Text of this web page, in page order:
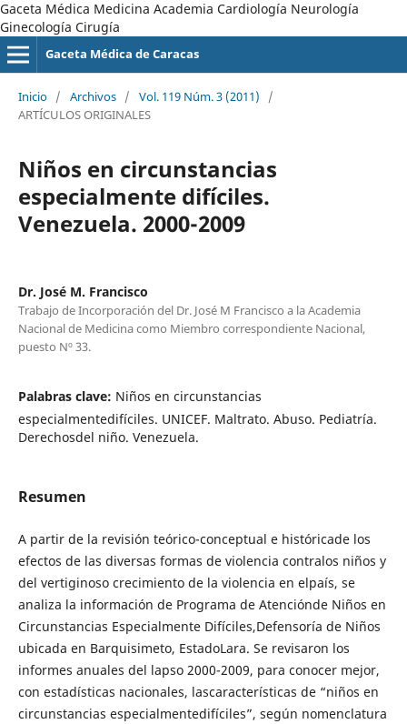
Gaceta Médica Medicina Academia Cardiología Neurología
Ginecología Cirugía
Gaceta Médica de Caracas
Inicio / Archivos / Vol. 119 Núm. 3 (2011)
/
ARTÍCULOS ORIGINALES
Niños en circunstancias
especialmente difíciles.
Venezuela. 2000-2009
Dr. José M. Francisco
Trabajo de Incorporación del Dr. José M Francisco a la Academia
Nacional de Medicina como Miembro correspondiente Nacional,
puesto Nº 33.
Palabras clave: Niños en circunstancias
especialmentedifíciles. UNICEF. Maltrato. Abuso. Pediatría.
Derechosdel niño. Venezuela.
Resumen
A partir de la revisión teórico-conceptual e históricade los
efectos de las diversas formas de violencia contralos niños y
del vertiginoso crecimiento de la violencia en elpaís, se
analiza la información de Programa de Atenciónde Niños en
Circunstancias Especialmente Difíciles,Defensoría de Niños
ubicada en Barquisimeto, EstadoLara. Se revisaron los
informes anuales del lapso 2000-2009, para conocer mejor,
con estadísticas nacionales, lascaracterísticas de “niños en
circunstancias especialmentedifíciles”, según nomenclatura